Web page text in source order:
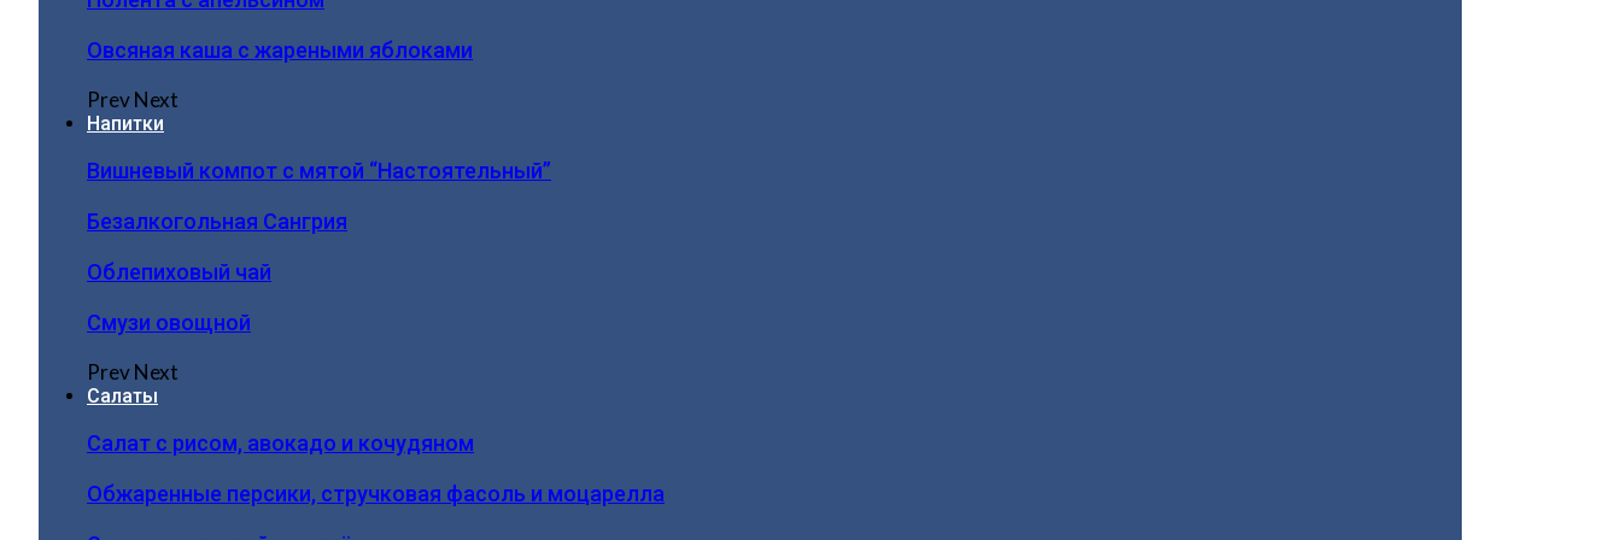
Овсяная каша с жареными яблоками
PrevNext
Напитки
Вишневый компот с мятой “Настоятельный”
Безалкогольная Сангрия
Облепиховый чай
Смузи овощной
PrevNext
Салаты
Салат с рисом, авокадо и кочудяном
Обжаренные персики, стручковая фасоль и моцарелла